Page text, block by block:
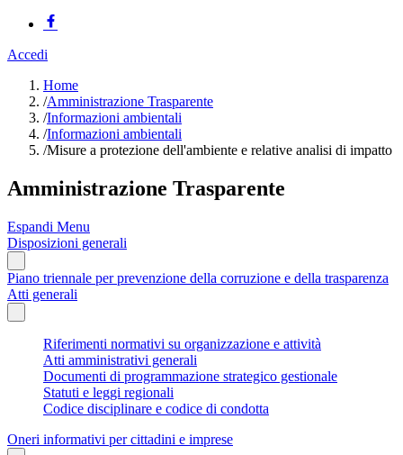
Accedi
Home
/Amministrazione Trasparente
/Informazioni ambientali
/Informazioni ambientali
/Misure a protezione dell'ambiente e relative analisi di impatto
Amministrazione Trasparente
Espandi Menu
Disposizioni generali
Piano triennale per prevenzione della corruzione e della trasparenza
Atti generali
Riferimenti normativi su organizzazione e attività
Atti amministrativi generali
Documenti di programmazione strategico gestionale
Statuti e leggi regionali
Codice disciplinare e codice di condotta
Oneri informativi per cittadini e imprese